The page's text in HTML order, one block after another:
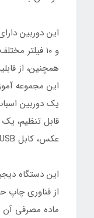
و ۱۰ فیلتر
همچنین، از
این مجموعه
یک دوربین
قابل تنظیم،
عکس، کابل USB برای شارژ و دفترچه راهنما است.
این دستگاه
از فناوری چاپ
ماده مصرفی